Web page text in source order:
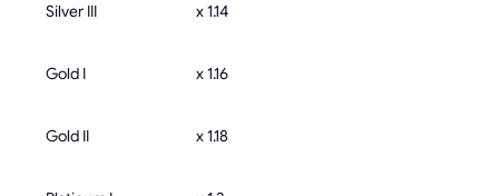
Silver III x 1.14
Gold I x 1.16
Gold II x 1.18